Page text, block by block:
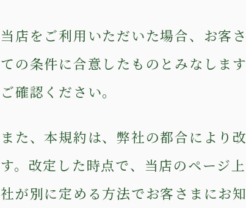
当店をご利用いただいた場合、お客
ての条件に合意したものとみなしま
ご確認ください。
また、本規約は、弊社の都合により
す。改定した時点で、当店のページ
社が別に定める方法でお客さまにお